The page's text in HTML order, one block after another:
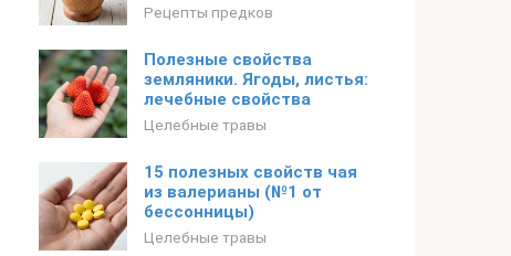
Рецепты предков
Полезные свойства
земляники. Ягоды, листья:
лечебные свойства
Целебные травы
15 полезных свойств чая
из валерианы (№1 от
бессонницы)
Целебные травы